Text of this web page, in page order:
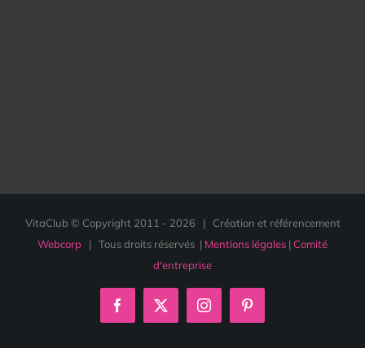
VitaClub © Copyright 2011 - 2026 | Création et référencement
Webcorp | Tous droits réservés | Mentions légales |Comité
d'entreprise
Facebook
X InstagramPinterest